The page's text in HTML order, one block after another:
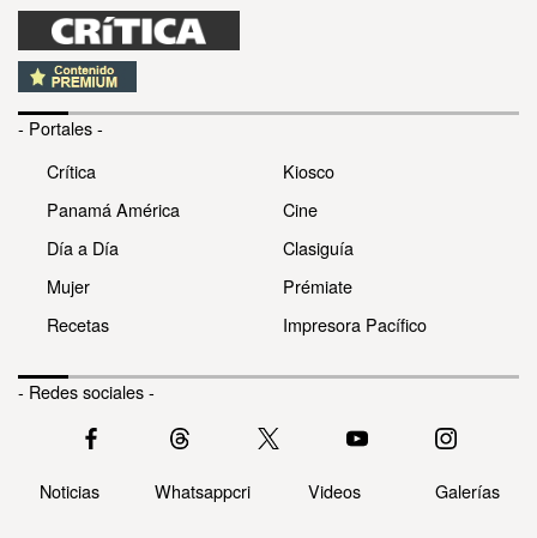
- Portales -
Crítica
Panamá América
Día a Día
Mujer
Recetas
Kiosco
Cine
Clasiguía
Prémiate
Impresora Pacífico
- Redes sociales -
Noticias Whatsappcri Videos Galerías